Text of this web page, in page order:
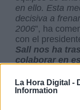
La Hora Digital -
Information
en ello. Esta
decisiva a
2006”, ha
con el
Sall nos ha
colaborar en
Sin embargo,
actualmente